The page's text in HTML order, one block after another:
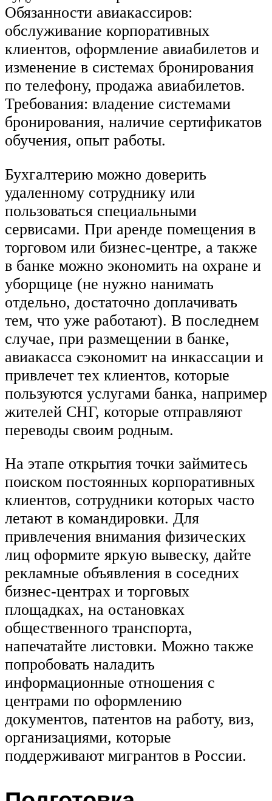
Обязанности авиакассиров:
обслуживание корпоративных
клиентов, оформление авиабилетов и
изменение в системах бронирования
по телефону, продажа авиабилетов.
Требования: владение системами
бронирования, наличие сертификатов
обучения, опыт работы.
Бухгалтерию можно доверить
удаленному сотруднику или
пользоваться специальными
сервисами. При аренде помещения в
торговом или бизнес-центре, а также
в банке можно экономить на охране и
уборщице (не нужно нанимать
отдельно, достаточно доплачивать
тем, что уже работают). В последнем
случае, при размещении в банке,
авиакасса сэкономит на инкассации и
привлечет тех клиентов, которые
пользуются услугами банка, например
жителей СНГ, которые отправляют
переводы своим родным.
На этапе открытия точки займитесь
поиском постоянных корпоративных
клиентов, сотрудники которых часто
летают в командировки. Для
привлечения внимания физических
лиц оформите яркую вывеску, дайте
рекламные объявления в соседних
бизнес-центрах и торговых
площадках, на остановках
общественного транспорта,
напечатайте листовки. Можно также
попробовать наладить
информационные отношения с
центрами по оформлению
документов, патентов на работу, виз,
организациями, которые
поддерживают мигрантов в России.